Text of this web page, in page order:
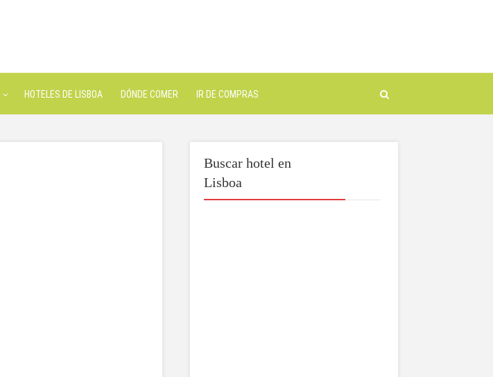
HOTELES DE LISBOA DÓNDE COMER IR DE COMPRAS
Buscar hotel en
Lisboa